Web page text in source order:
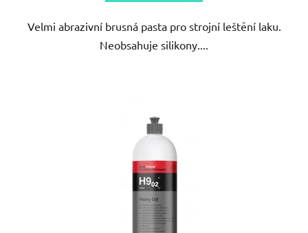
hvězdiček.
Velmi abrazivní brusná pasta pro strojní leštění laku.
Neobsahuje silikony....